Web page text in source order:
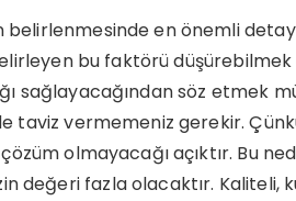
belirlenmesinde en önemli
bu faktörü
sağlayacağından söz etmek
taviz vermemeniz gerekir.
olmayacağı açıktır. Bu
değeri fazla olacaktır. Kaliteli,